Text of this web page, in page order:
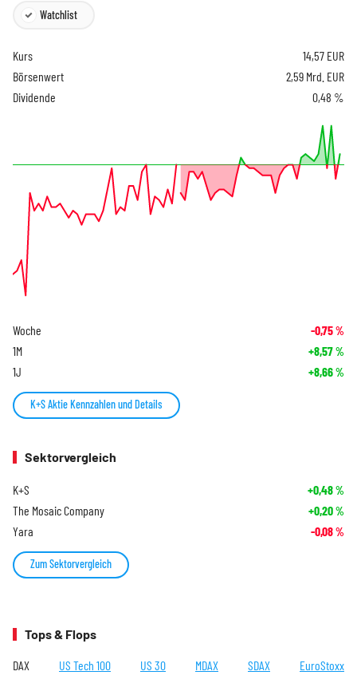
Watchlist
Kurs 14,57 EUR
Börsenwert
2,59 Mrd. EUR
Dividende
0,48 %
Woche -0,75%
1M +8,57%
1J +8,66%
K+S Aktie Kennzahlen und Details
Sektorvergleich
K+S +0,48%
The Mosaic Company +0,20%
Yara -0,08%
Zum Sektorvergleich
Tops & Flops
DAX US Tech 100 US 30 MDAX SDAX EuroStoxx